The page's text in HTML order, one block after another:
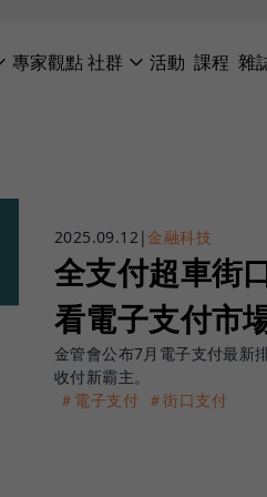
專家觀點社群 活動 課程 雜
2025.09.12|金融科技
全支付超車街
看電子支付市
金管會公布7月電子支付最新
收付新霸主。
＃電子支付 ＃街口支付